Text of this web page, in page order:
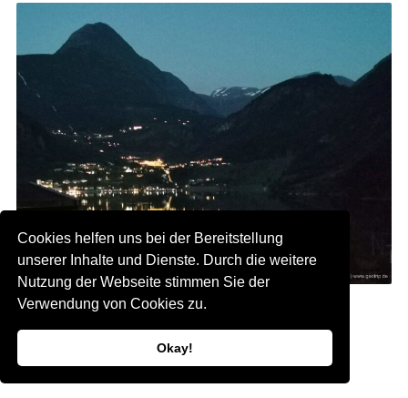
Cookies helfen uns bei der Bereitstellung
unserer Inhalte und Dienste. Durch die weitere
Nutzung der Webseite stimmen Sie der
Verwendung von Cookies zu.
Okay!
Ich sitze draussen bis nach Mitternacht
Camping Solhaug Camping